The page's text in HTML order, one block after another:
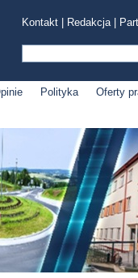
Kontakt Redakcja|
Polityka Oferty